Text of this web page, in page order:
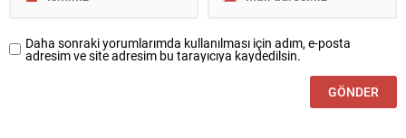
Daha sonraki yorumlarımda kullanılması için adım, e-posta
adresim ve site adresim bu tarayıcıya kaydedilsin.